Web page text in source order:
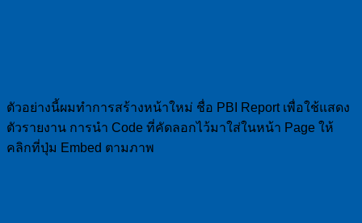
ตัวอย่างนี้ผมทำการสร้างหน้าใหม่ ชื่อ PBI Report เพื่อใช้แสดง
ตัวรายงาน การนำ Code ที่คัดลอกไว้มาใส่ในหน้า Page ให้
คลิกที่ปุ่ม Embed ตามภาพ